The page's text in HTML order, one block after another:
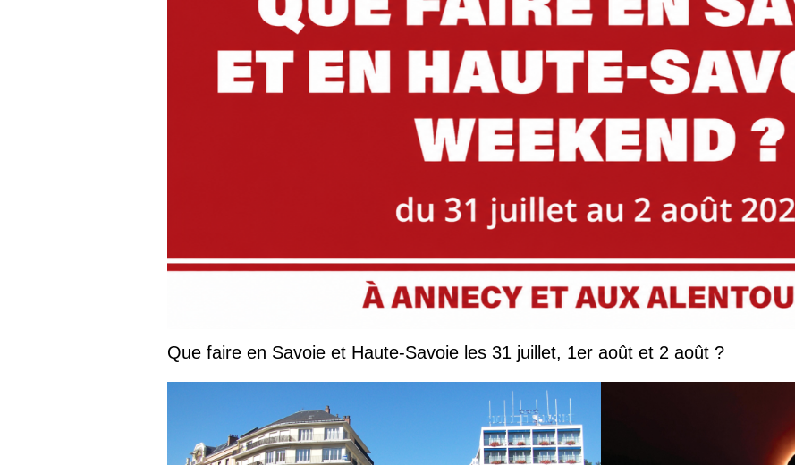
Que faire en Savoie et Haute-Savoie les 31 juillet, 1er août et 2 août ?